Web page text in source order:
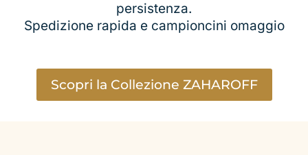
persistenza.
Spedizione rapida e campioncini omaggio
Scopri la Collezione ZAHAROFF